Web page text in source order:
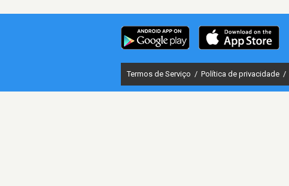
Termos de Serviço / Política de privacidade /